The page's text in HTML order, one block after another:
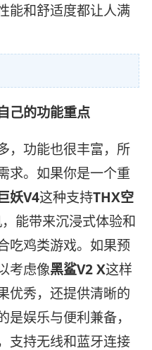
能和舒适度都让人满
己的功能重点
，功能也很丰富，所
求。如果你是一个重
妖V4这种支持THX空
能带来沉浸式体验和
吃鸡类游戏。如果预
考虑像黑鲨V2 X这样
优秀，还提供清晰的
娱乐与便利兼备，
支持无线和蓝牙连接